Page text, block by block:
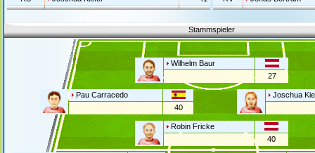
Stammspieler
Pau Carracedo
40
Joschua
Robin Fricke
40
Wilhelm Baur
27